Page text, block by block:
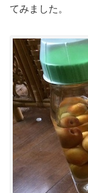
てみました。